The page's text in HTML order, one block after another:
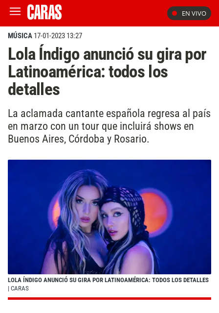
EN VIVO
MÚSICA 17-01-2023 13:27
Lola Índigo anunció su gira por
Latinoamérica: todos los
detalles
La aclamada cantante española regresa al país
en marzo con un tour que incluirá shows en
Buenos Aires, Córdoba y Rosario.
LOLA ÍNDIGO ANUNCIÓ SU GIRA POR LATINOAMÉRICA: TODOS LOS DETALLES
| CARAS